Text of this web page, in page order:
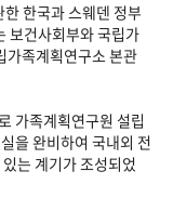
광장
한국과 스웨덴 정부
보건사회부와 국립가
가족계획연구소 본관
가족계획연구원 설립
을 완비하여 국내외 전
는 계기가 조성되었